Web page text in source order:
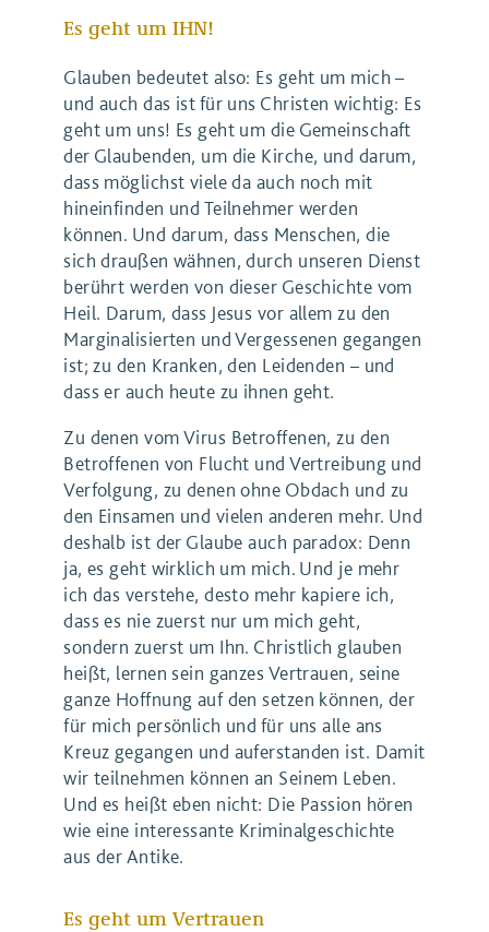
Es geht um IHN!
Glauben bedeutet also: Es geht um mich –
und auch das ist für uns Christen wichtig: Es
geht um uns! Es geht um die Gemeinschaft
der Glaubenden, um die Kirche, und darum,
dass möglichst viele da auch noch mit
hineinfinden und Teilnehmer werden
können. Und darum, dass Menschen, die
sich draußen wähnen, durch unseren Dienst
berührt werden von dieser Geschichte vom
Heil. Darum, dass Jesus vor allem zu den
Marginalisierten und Vergessenen gegangen
ist; zu den Kranken, den Leidenden – und
dass er auch heute zu ihnen geht.
Zu denen vom Virus Betroffenen, zu den
Betroffenen von Flucht und Vertreibung und
Verfolgung, zu denen ohne Obdach und zu
den Einsamen und vielen anderen mehr. Und
deshalb ist der Glaube auch paradox: Denn
ja, es geht wirklich um mich. Und je mehr
ich das verstehe, desto mehr kapiere ich,
dass es nie zuerst nur um mich geht,
sondern zuerst um Ihn. Christlich glauben
heißt, lernen sein ganzes Vertrauen, seine
ganze Hoffnung auf den setzen können, der
für mich persönlich und für uns alle ans
Kreuz gegangen und auferstanden ist. Damit
wir teilnehmen können an Seinem Leben.
Und es heißt eben nicht: Die Passion hören
wie eine interessante Kriminalgeschichte
aus der Antike.
Es geht um Vertrauen